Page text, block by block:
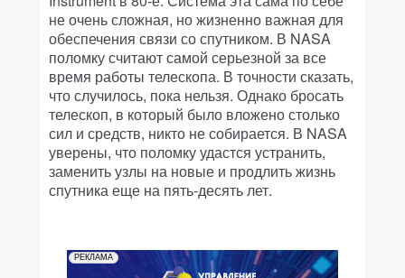
не очень сложная, но жизненно важная для
обеспечения связи со спутником. В NASA
поломку считают самой серьезной за все
время работы телескопа. В точности сказать,
что случилось, пока нельзя. Однако бросать
телескоп, в который было вложено столько
сил и средств, никто не собирается. В NASA
уверены, что поломку удастся устранить,
заменить узлы на новые и продлить жизнь
спутника еще на пять-десять лет.
РЕКЛАМА